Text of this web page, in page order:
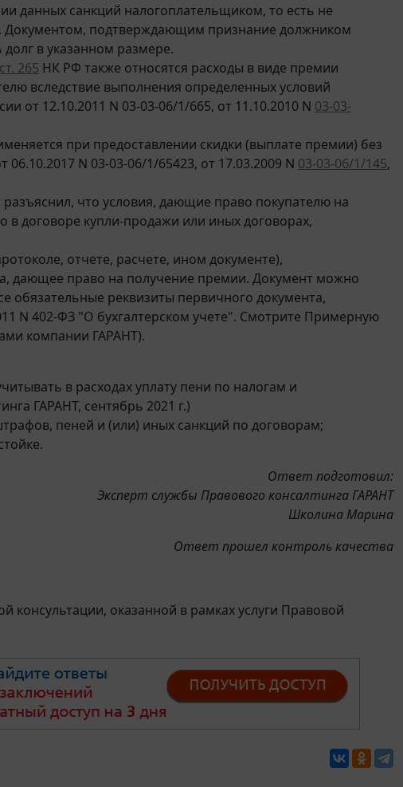
данных санкций налогоплательщиком, то есть не
Документом, подтверждающим признание должником
в указанном размере.
265 НК РФ также относятся расходы в виде премии
вследствие выполнения определенных условий
от 12.10.2011 N 03-03-06/1/665, от 11.10.2010 N 03-03-
при предоставлении скидки (выплате премии) без
N 03-03-06/1/65423, от 17.03.2009 N 03-03-06/1/145,
что условия, дающие право покупателю на
договоре купли-продажи или иных договорах,
отчете, расчете, ином документе),
дающее право на получение премии. Документ можно
обязательные реквизиты первичного документа,
N 402-ФЗ "О бухгалтерском учете". Смотрите Примерную
компании ГАРАНТ).
в расходах уплату пени по налогам и
ГАРАНТ, сентябрь 2021 г.)
пеней и (или) иных санкций по договорам;
Ответ подготовил:
Эксперт службы Правового консалтинга ГАРАНТ
Школина Марина
Ответ прошел контроль качества
оказанной в рамках услуги Правовой